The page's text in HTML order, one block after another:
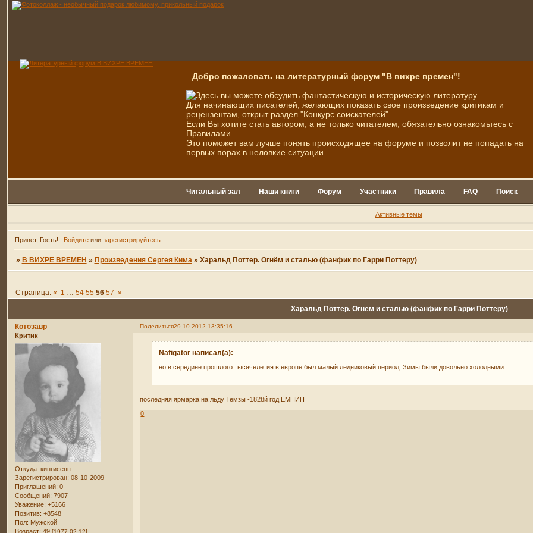
Добро пожаловать на литературный форум "В вихре времен"!
Здесь вы можете обсудить фантастическую и историческую литературу.
Для начинающих писателей, желающих показать свое произведение критикам и
рецензентам, открыт раздел "Конкурс соискателей".
Если Вы хотите стать автором, а не только читателем, обязательно ознакомьтесь с
Правилами.
Это поможет вам лучше понять происходящее на форуме и позволит не попадать на
первых порах в неловкие ситуации.
Читальный зал Наши книги Форум Участники Правила FAQ Поиск
Активные темы
Привет, Гость! Войдитеили зарегистрируйтесь.
» В ВИХРЕ ВРЕМЕН » Произведения Сергея Кима » Харальд Поттер. Огнём и сталью (фанфик по Гарри Поттеру)
Харальд Поттер. Огнём и сталью (фанфик по Гарри Поттеру)
Страница: « 1 … 54 55 56 57 »
Поделиться29-10-2012 13:35:16
Котозавр
Критик
Откуда: кингисепп
Зарегистрирован: 08-10-2009
Приглашений: 0
Сообщений: 7907
Уважение: +5166
Позитив: +8548
Пол: Мужской
Возраст: 49[1977-02-12]
Nafigator написал(а):
но в середине прошлого тысячелетия в европе был малый ледниковый период. Зимы были довольно холодными.
последняя ярмарка на льду Темзы -1828й год ЕМНИП
0